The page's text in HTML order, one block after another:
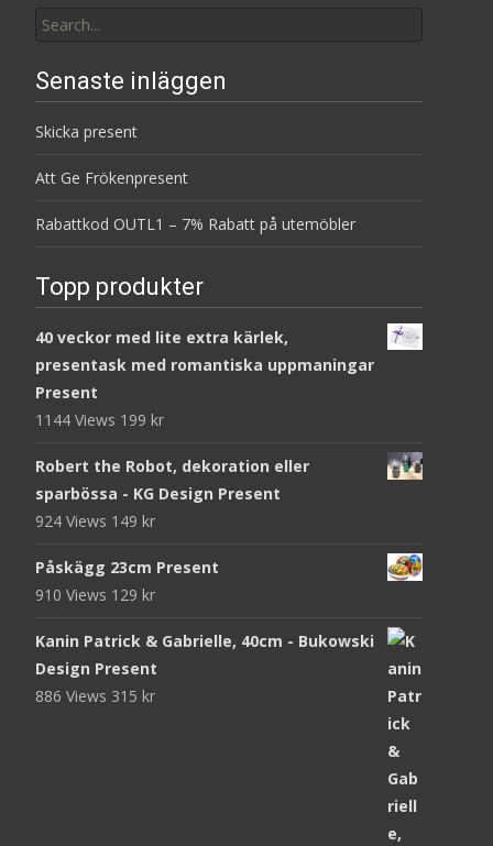
for:
Senaste inläggen
Skicka present
Att Ge Frökenpresent
Rabattkod OUTL1 – 7% Rabatt på utemöbler
Topp produkter
40 veckor med lite extra kärlek,
presentask med romantiska uppmaningar
Present
1144 Views 199 kr
Robert the Robot, dekoration eller
sparbössa - KG Design Present
924 Views 149 kr
Påskägg 23cm Present
910 Views 129 kr
Kanin Patrick & Gabrielle, 40cm - Bukowski
Design Present
886 Views 315 kr